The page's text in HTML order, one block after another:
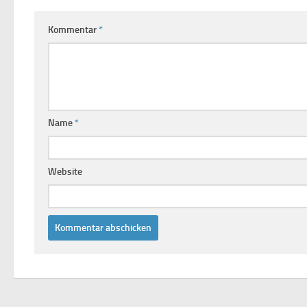
Kommentar*
Name*
Website